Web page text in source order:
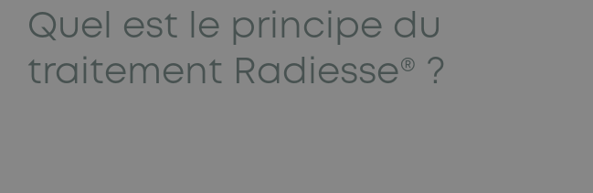
Quel est le principe du
traitement Radiesse® ?